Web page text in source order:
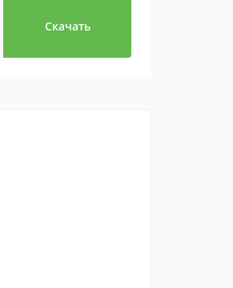
Скачать